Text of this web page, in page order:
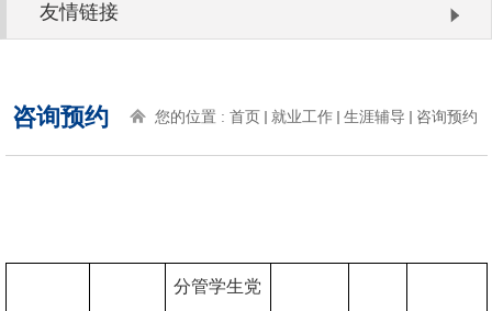
友情链接
咨询预约 您的位置 : 首页 就业工作 生涯辅导 咨询预约
分管学生党